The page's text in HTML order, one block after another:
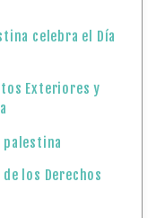
celebra el Día
Exteriores y
los Derechos